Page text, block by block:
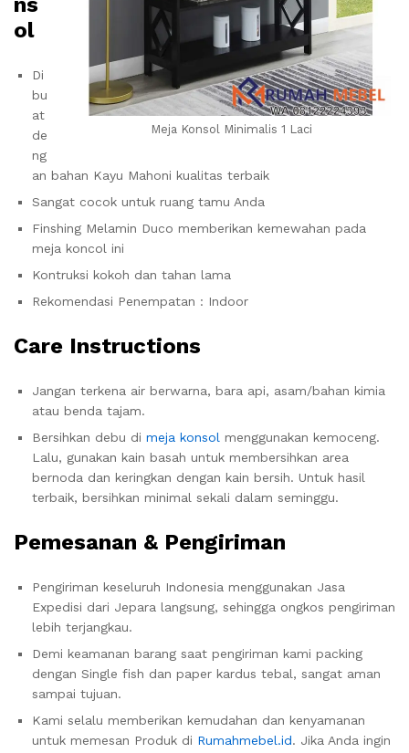
Meja Konsol Minimalis 1 Laci
ol
Di
bu
at
de
ng
an bahan Kayu Mahoni kualitas terbaik
Sangat cocok untuk ruang tamu Anda
Finshing Melamin Duco memberikan kemewahan pada
meja koncol ini
Kontruksi kokoh dan tahan lama
Rekomendasi Penempatan : Indoor
Care Instructions
Jangan terkena air berwarna, bara api, asam/bahan kimia
atau benda tajam.
Bersihkan debu di meja konsol menggunakan kemoceng.
Lalu, gunakan kain basah untuk membersihkan area
bernoda dan keringkan dengan kain bersih. Untuk hasil
terbaik, bersihkan minimal sekali dalam seminggu.
Pemesanan & Pengiriman
Pengiriman keseluruh Indonesia menggunakan Jasa
Expedisi dari Jepara langsung, sehingga ongkos pengiriman
lebih terjangkau.
Demi keamanan barang saat pengiriman kami packing
dengan Single fish dan paper kardus tebal, sangat aman
sampai tujuan.
Kami selalu memberikan kemudahan dan kenyamanan
untuk memesan Produk di Rumahmebel.id. Jika Anda ingin